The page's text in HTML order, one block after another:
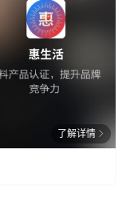
了解详情